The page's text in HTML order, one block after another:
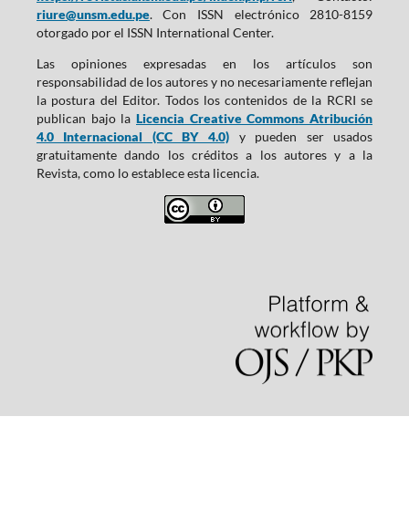
riure@unsm.edu.pe. Con ISSN electrónico 2810-8159
otorgado por el ISSN International Center.
Las opiniones expresadas en los artículos son
responsabilidad de los autores y no necesariamente reflejan
la postura del Editor. Todos los contenidos de la RCRI se
publican bajo la Licencia Creative Commons Atribución
4.0 Internacional (CC BY 4.0) y pueden ser usados
gratuitamente dando los créditos a los autores y a la
Revista, como lo establece esta licencia.